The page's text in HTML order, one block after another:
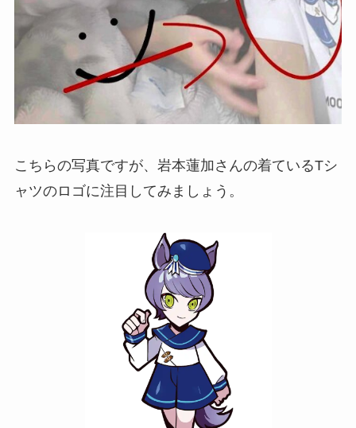
こちらの写真ですが、岩本蓮加さんの着ているTシ
ャツのロゴに注目してみましょう。